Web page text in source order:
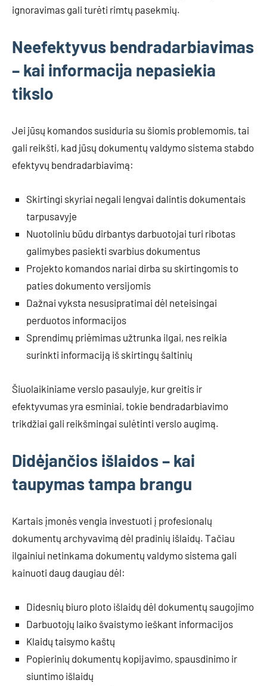
ignoravimas gali turėti rimtų pasekmių.
Neefektyvus bendradarbiavimas
– kai informacija nepasiekia
tikslo
Jei jūsų komandos susiduria su šiomis problemomis, tai
gali reikšti, kad jūsų dokumentų valdymo sistema stabdo
efektyvų bendradarbiavimą:
Skirtingi skyriai negali lengvai dalintis dokumentais
tarpusavyje
Nuotoliniu būdu dirbantys darbuotojai turi ribotas
galimybes pasiekti svarbius dokumentus
Projekto komandos nariai dirba su skirtingomis to
paties dokumento versijomis
Dažnai vyksta nesusipratimai dėl neteisingai
perduotos informacijos
Sprendimų priėmimas užtrunka ilgai, nes reikia
surinkti informaciją iš skirtingų šaltinių
Šiuolaikiniame verslo pasaulyje, kur greitis ir
efektyvumas yra esminiai, tokie bendradarbiavimo
trikdžiai gali reikšmingai sulėtinti verslo augimą.
Didėjančios išlaidos – kai
taupymas tampa brangu
Kartais įmonės vengia investuoti į profesionalų
dokumentų archyvavimą dėl pradinių išlaidų. Tačiau
ilgainiui netinkama dokumentų valdymo sistema gali
kainuoti daug daugiau dėl:
Didesnių biuro ploto išlaidų dėl dokumentų saugojimo
Darbuotojų laiko švaistymo ieškant informacijos
Klaidų taisymo kaštų
Popierinių dokumentų kopijavimo, spausdinimo ir
siuntimo išlaidų